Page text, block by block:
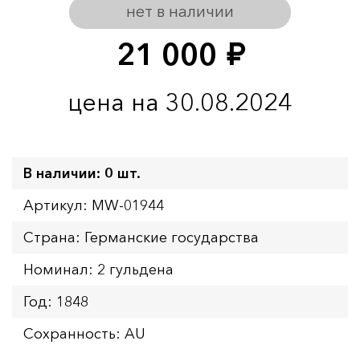
21 000 руб.
цена на 30.08.2024
нет в наличии
В наличии: 0 шт.
Артикул: MW-01944
Страна: Германские государства
Номинал: 2 гульдена
Год: 1848
Сохранность: AU